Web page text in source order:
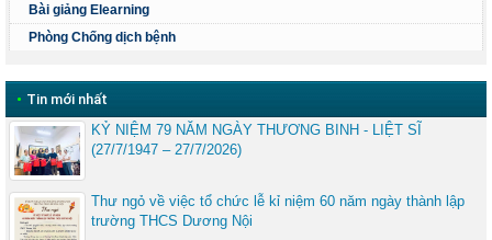
Bài giảng Elearning
Phòng Chống dịch bệnh
• Tin mới nhất
KỶ NIỆM 79 NĂM NGÀY THƯƠNG BINH - LIỆT SĨ
(27/7/1947 – 27/7/2026)
Thư ngỏ về việc tổ chức lễ kỉ niệm 60 năm ngày thành lập
trường THCS Dương Nội